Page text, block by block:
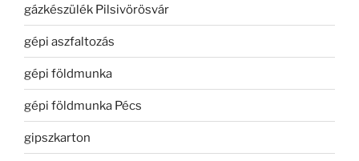
gázkészülék Pilsivörösvár
gépi aszfaltozás
gépi földmunka
gépi földmunka Pécs
gipszkarton